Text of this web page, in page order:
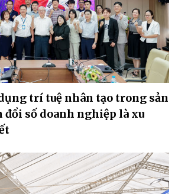
trí tuệ nhân tạo trong sản
đổi số doanh nghiệp là xu